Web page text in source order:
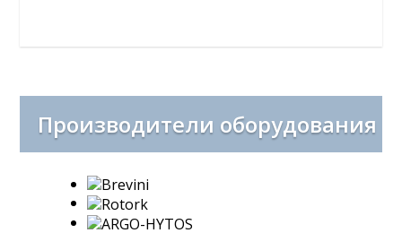
Производители оборудования